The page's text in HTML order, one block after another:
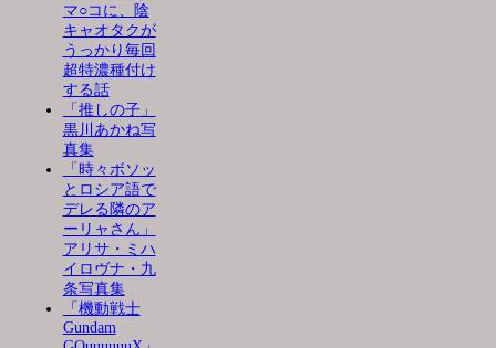
マ○コに、陰
キャオタクが
うっかり毎回
超特濃種付け
する話
「推しの子」
黒川あかね写
真集
「時々ボソッ
とロシア語で
デレる隣のア
ーリャさん」
アリサ・ミハ
イロヴナ・九
条写真集
「機動戦士
Gundam